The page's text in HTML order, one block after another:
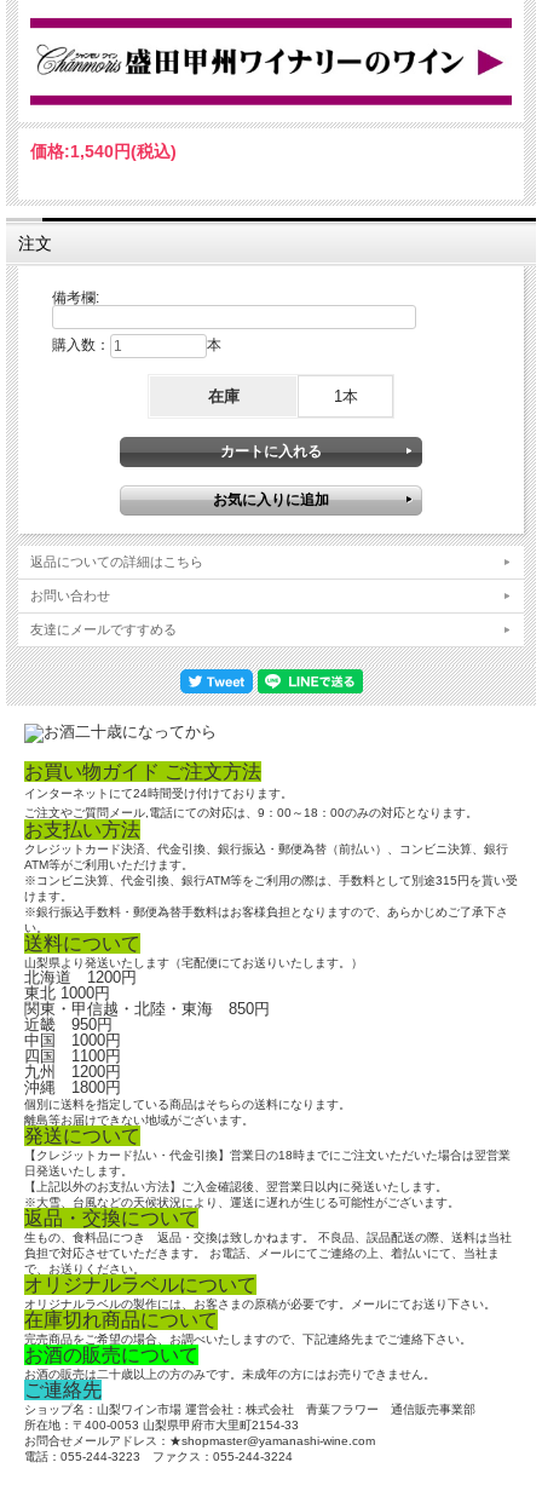
価格:1,540円(税込)
注文
備考欄:
購入数： 本
在庫 1本
返品についての詳細はこちら
お問い合わせ
友達にメールですすめる
お買い物ガイド ご注文方法
インターネットにて24時間受け付けております。
ご注文やご質問メール,電話にての対応は、9：00～18：00のみの対応となります。
お支払い方法
クレジットカード決済、代金引換、銀行振込・郵便為替（前払い）、コンビニ決算、銀行
ATM等がご利用いただけます。
※コンビニ決算、代金引換、銀行ATM等をご利用の際は、手数料として別途315円を貰い受
けます。
※銀行振込手数料・郵便為替手数料はお客様負担となりますので、あらかじめご了承下さ
い。
送料について
山梨県より発送いたします（宅配便にてお送りいたします。）
北海道 1200円
東北 1000円
関東・甲信越・北陸・東海 850円
近畿 950円
中国 1000円
四国 1100円
九州 1200円
沖縄 1800円
個別に送料を指定している商品はそちらの送料になります。
離島等お届けできない地域がございます。
発送について
【クレジットカード払い・代金引換】営業日の18時までにご注文いただいた場合は翌営業
日発送いたします。
【上記以外のお支払い方法】ご入金確認後、翌営業日以内に発送いたします。
※大雪、台風などの天候状況により、運送に遅れが生じる可能性がございます。
返品・交換について
生もの、食料品につき 返品・交換は致しかねます。 不良品、誤品配送の際、送料は当社
負担で対応させていただきます。 お電話、メールにてご連絡の上、着払いにて、当社ま
で、お送りください。
オリジナルラベルについて
オリジナルラベルの製作には、お客さまの原稿が必要です。メールにてお送り下さい。
在庫切れ商品について
完売商品をご希望の場合、お調べいたしますので、下記連絡先までご連絡下さい。
お酒の販売について
お酒の販売は二十歳以上の方のみです。未成年の方にはお売りできません。
ご連絡先
ショップ名：山梨ワイン市場 運営会社：株式会社 青葉フラワー 通信販売事業部
所在地：〒400-0053 山梨県甲府市大里町2154-33
お問合せメールアドレス：★shopmaster@yamanashi-wine.com
電話：055-244-3223 ファクス：055-244-3224